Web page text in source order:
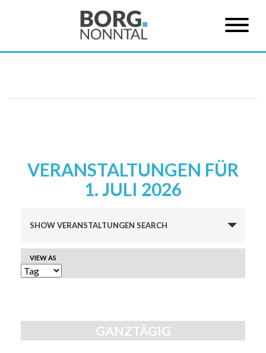
VERANSTALTUNGEN FÜR
1. JULI 2026
Suche
und
Ansichten,
SHOW VERANSTALTUNGEN SEARCH
VERANSTALTUNG
ANSICHTEN-
VIEW AS
GANZTÄGIG